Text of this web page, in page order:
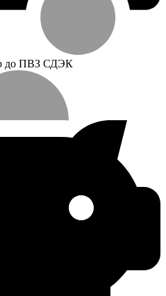
до ПВЗ СДЭК